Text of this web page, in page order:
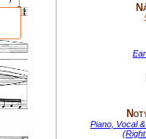
Piano, Vocal